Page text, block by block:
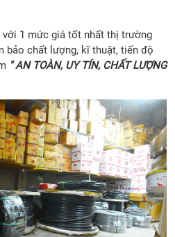
1 mức giá tốt nhất thị trường
bảo chất lượng, kĩ thuật, tiến độ
" AN TOÀN, UY TÍN, CHẤT LƯỢNG